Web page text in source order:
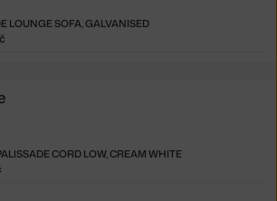
LOUNGE SOFA, GALVANISED
CORD LOW, CREAM WHITE